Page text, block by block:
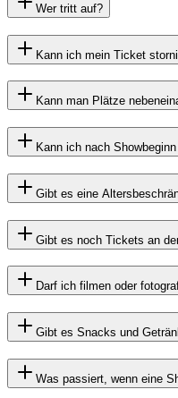
Wer tritt auf?
Kann ich mein Ticket
Kann man Plätze
Kann ich nach
Gibt es eine
Gibt es noch Tickets an
Darf ich filmen oder
Gibt es Snacks und
Was passiert, wenn eine